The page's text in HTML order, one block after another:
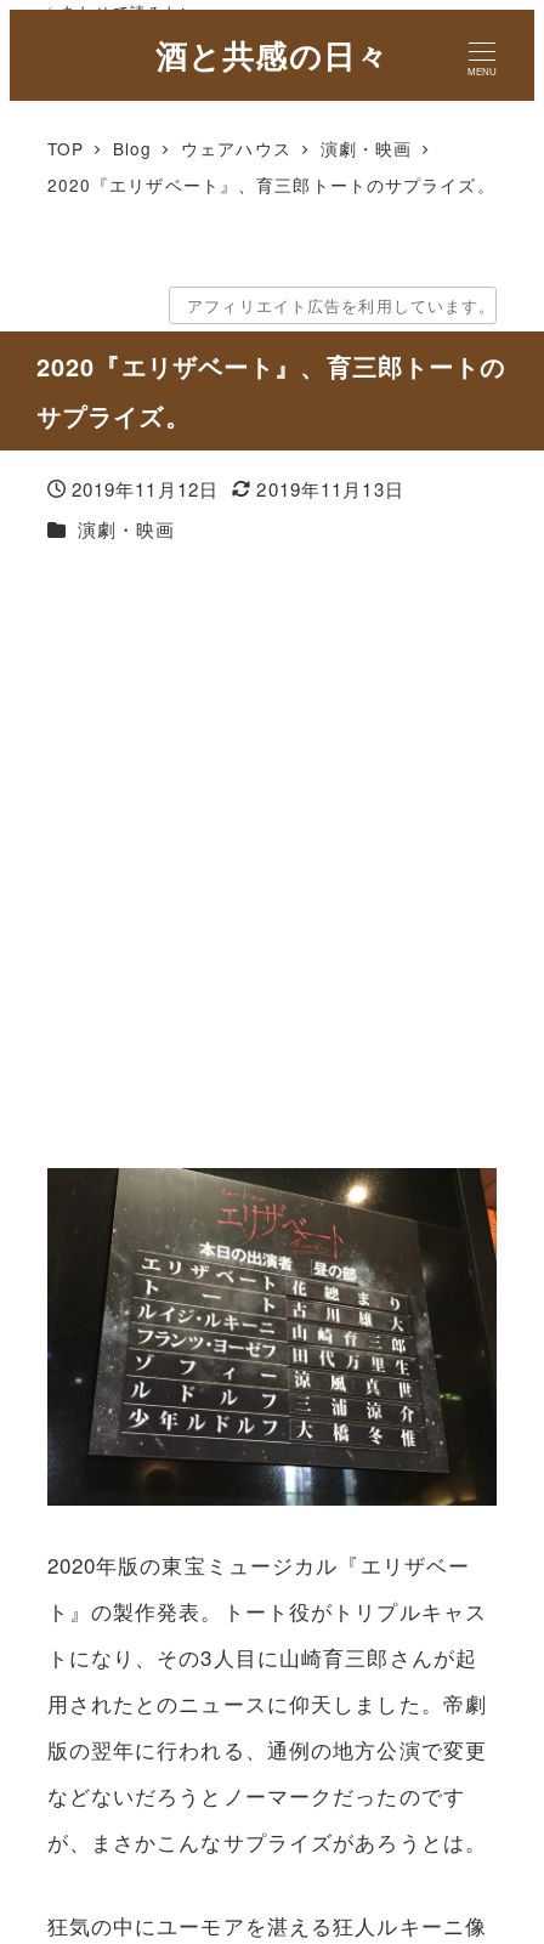
酒と共感の日々 MENU
TOP Blog ウェアハウス
演劇・映画
2020『エリザベート』、育三郎トートのサプライズ。
アフィリエイト広告を利用しています。
2020『エリザベート』、育三郎トートの
サプライズ。
2019年11月12日
2019年11月13日
カテゴリー
演劇・映画
2020年版の東宝ミュージカル『エリザベー
ト』の製作発表。トート役がトリプルキャス
トになり、その3人目に山崎育三郎さんが起
用されたとのニュースに仰天しました。帝劇
版の翌年に行われる、通例の地方公演で変更
などないだろうとノーマークだったのです
が、まさかこんなサプライズがあろうとは。
狂気の中にユーモアを湛える狂人ルキーニ像
✓ あわせて読みたい